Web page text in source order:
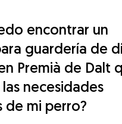
encontrar un
guardería de
Premià de Dalt
necesidades
de mi perro?